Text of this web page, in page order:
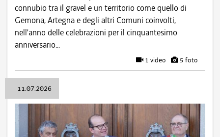
connubio tra il gravel e un territorio come quello di
Gemona, Artegna e degli altri Comuni coinvolti,
nell'anno delle celebrazioni per il cinquantesimo
anniversario...
1 video 5 foto
11.07.2026